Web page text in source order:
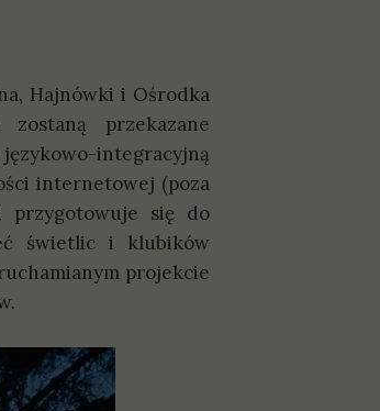
Hajnówki i Ośrodka
zostaną przekazane
integracyjną
internetowej (poza
przygotowuje się do
świetlic i klubików
projekcie